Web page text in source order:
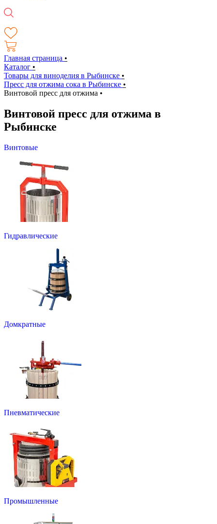
Главная страница •
Каталог •
Товары для виноделия в Рыбинске •
Пресс для отжима сока в Рыбинске •
Винтовой пресс для отжима •
Винтовой пресс для отжима в
Рыбинске
Винтовые
Гидравлические
Домкратные
Пневматические
Промышленные